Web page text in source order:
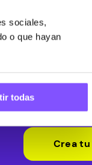
sociales,
o que hayan
todas
incentivos
PayPal
Crea